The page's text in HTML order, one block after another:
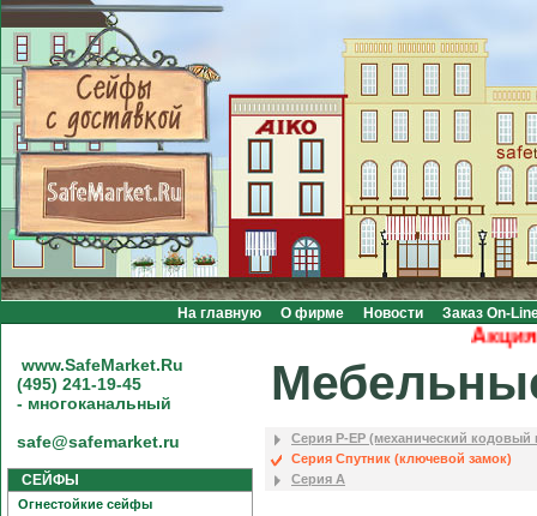
На главную О фирме Новости Заказ On-
Акция!
www.SafeMarket.Ru
(495) 241-19-45
- многоканальный
safe@safemarket.ru
СЕЙФЫ
Огнестойкие сейфы
Серия P-EP (механический кодовый
Серия Спутник (ключевой замок)
Серия А